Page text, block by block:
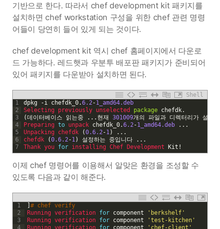
기반으로 한다. 따라서 chef development kit 패키지를
설치하면 chef workstation 구성을 위한 chef 관련 명령
어들이 당연히 들어 있게 되는 것이다.
chef development kit 역시 chef 홈페이지에서 다운로
드 가능하다. 레드햇과 우분투 배포판 패키지가 준비되어
있어 패키지를 다운받아 설치하면 된다.
Shell
1
2
3
4
5
6
7
dpkg -i chefdk_0.6.2-1_amd64.deb
Selecting previously unselected package chefdk.
(데이터베이스 읽는중 . . . 현재 301009개의 파일과 디렉터리가 설치
Preparing to unpack chefdk_0.6.2-1_amd64.deb . . .
Unpacking chefdk (0.6.2-1) . . .
chefdk
(0.6.2-1) 설정하는 중입니다 . . .
Thank you for installing Chef Development Kit !
이제 chef 명령어를 이용해서 알맞은 환경을 조성할 수
있도록 다음과 같이 해준다.
1
2
3
4
# chef verify
Running verification for component
'berkshelf'
Running verification for component
'test-kitchen'
Running verification for component
'chef-client'